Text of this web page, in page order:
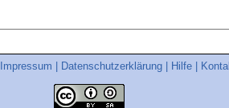
Impressum Datenschutzerklärung Hilfe